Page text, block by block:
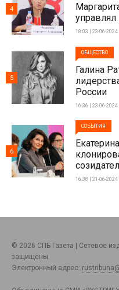
18:03 | 23-06-2024
4
ОБЩЕСТВО
Галина
России
16:36 | 23-06-2024
5
СОБЫТИЯ
16:38 | 21-06-2024
6
© 2026 СПБ Газета | Сетевое
защищены.
Электронный адрес: